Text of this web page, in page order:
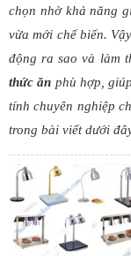
chọn nhờ khả năng
vừa mới chế biến.
động ra sao và làm
thức ăn phù hợp,
tính chuyên nghiệp
trong bài viết dưới